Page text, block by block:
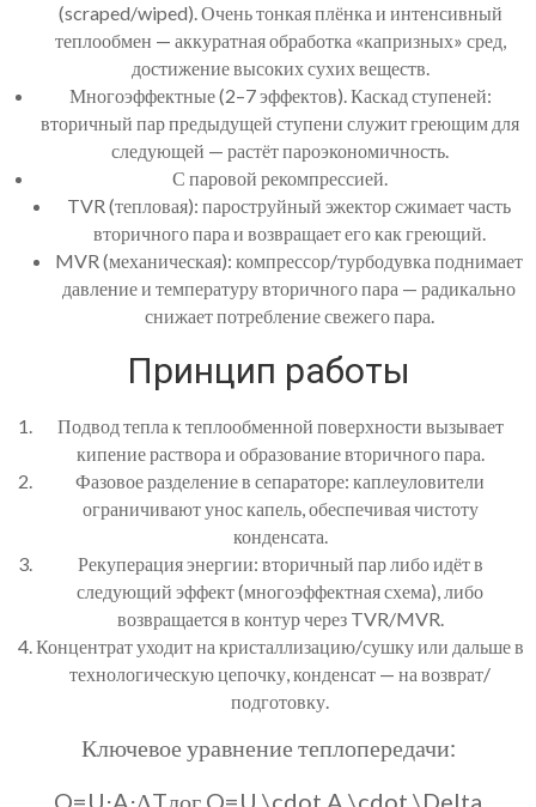
(scraped/wiped). Очень тонкая плёнка и интенсивный
теплообмен — аккуратная обработка «капризных» сред,
достижение высоких сухих веществ.
Многоэффектные (2–7 эффектов). Каскад ступеней:
вторичный пар предыдущей ступени служит греющим для
следующей — растёт пароэкономичность.
С паровой рекомпрессией.
TVR (тепловая): пароструйный эжектор сжимает часть
вторичного пара и возвращает его как греющий.
MVR (механическая): компрессор/турбодувка поднимает
давление и температуру вторичного пара — радикально
снижает потребление свежего пара.
Принцип работы
Подвод тепла к теплообменной поверхности вызывает
кипение раствора и образование вторичного пара.
Фазовое разделение в сепараторе: каплеуловители
ограничивают унос капель, обеспечивая чистоту
конденсата.
Рекуперация энергии: вторичный пар либо идёт в
следующий эффект (многоэффектная схема), либо
возвращается в контур через TVR/MVR.
Концентрат уходит на кристаллизацию/сушку или дальше в
технологическую цепочку, конденсат — на возврат/
подготовку.
Ключевое уравнение теплопередачи: